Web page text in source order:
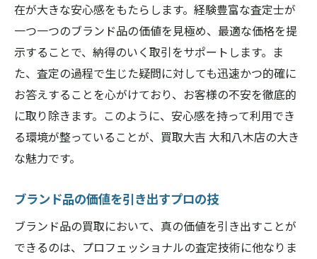
在が大きな安心感をもたらします。経験豊富な査定士が
一つ一つのブランド品の価値を見極め、最適な価格を提
示することで、納得のいく取引をサポートします。ま
た、査定の過程で生じた疑問に対しても迅速かつ的確に
お答えすることを心がけており、お客様の不安を徹底的
に取り除きます。このように、安心感を持って利用でき
る環境が整っていることが、買取大吉 大和八木店の大き
な魅力です。
ブランド品の価値を引き出すプロの技
ブランド品の買取において、真の価値を引き出すことが
できるのは、プロフェッショナルの査定技術に他なりま